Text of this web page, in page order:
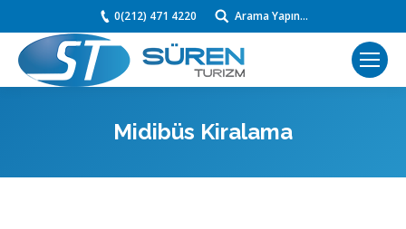
0(212) 471 4220 Search:
Arama Yapın...
Midibüs Kiralama